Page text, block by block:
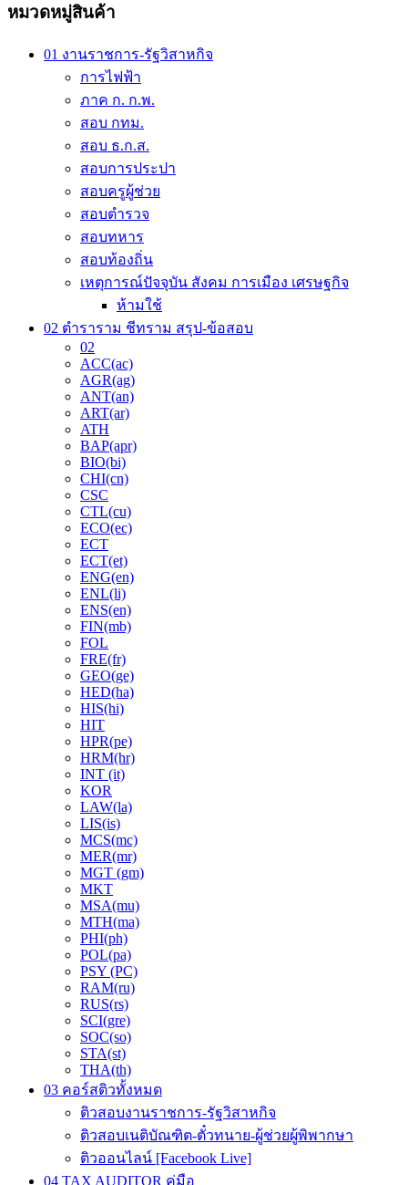
หมวดหมู่สินค้า
01 งานราชการ-รัฐวิสาหกิจ
การไฟฟ้า
ภาค ก. ก.พ.
สอบ กทม.
สอบ ธ.ก.ส.
สอบการประปา
สอบครูผู้ช่วย
สอบตำรวจ
สอบทหาร
สอบท้องถิ่น
เหตุการณ์ปัจจุบัน สังคม การเมือง เศรษฐกิจ
ห้ามใช้
02 ตำราราม ชีทราม สรุป-ข้อสอบ
02
ACC(ac)
AGR(ag)
ANT(an)
ART(ar)
ATH
BAP(apr)
BIO(bi)
CHI(cn)
CSC
CTL(cu)
ECO(ec)
ECT
ECT(et)
ENG(en)
ENL(li)
ENS(en)
FIN(mb)
FOL
FRE(fr)
GEO(ge)
HED(ha)
HIS(hi)
HIT
HPR(pe)
HRM(hr)
INT (it)
KOR
LAW(la)
LIS(is)
MCS(mc)
MER(mr)
MGT (gm)
MKT
MSA(mu)
MTH(ma)
PHI(ph)
POL(pa)
PSY (PC)
RAM(ru)
RUS(rs)
SCI(gre)
SOC(so)
STA(st)
THA(th)
03 คอร์สติวทั้งหมด
ติวสอบงานราชการ-รัฐวิสาหกิจ
ติวสอบเนติบัณฑิต-ตั๋วทนาย-ผู้ช่วยผู้พิพากษา
ติวออนไลน์ [Facebook Live]
04 TAX AUDITOR คู่มือ